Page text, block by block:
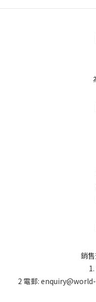
銷
2 電郵: